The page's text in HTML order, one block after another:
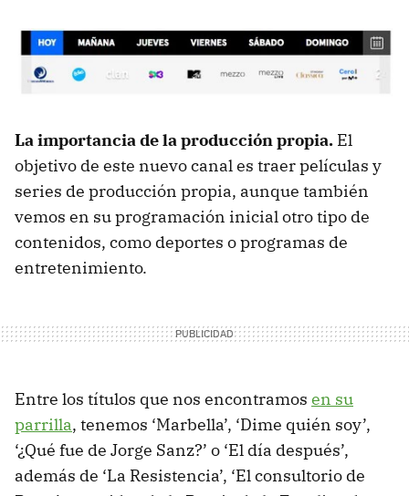
La importancia de la producción propia. El
objetivo de este nuevo canal es traer películas y
series de producción propia, aunque también
vemos en su programación inicial otro tipo de
contenidos, como deportes o programas de
entretenimiento.
Entre los títulos que nos encontramos en su
parrilla, tenemos ‘Marbella’, ‘Dime quién soy’,
‘¿Qué fue de Jorge Sanz?’ o ‘El día después’,
además de ‘La Resistencia’, ‘El consultorio de